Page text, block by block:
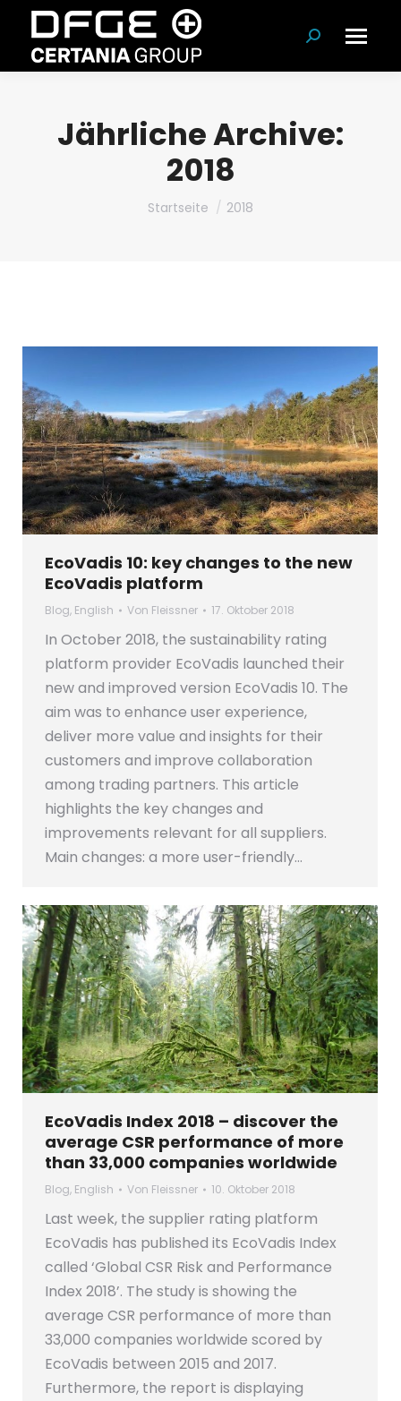
Suchen:
Jährliche Archive:
2018
Du bist hier:
Startseite 2018
EcoVadis 10: key changes to the new
EcoVadis platform
Blog, English Von Fleissner 17. Oktober 2018
In October 2018, the sustainability rating
platform provider EcoVadis launched their
new and improved version EcoVadis 10. The
aim was to enhance user experience,
deliver more value and insights for their
customers and improve collaboration
among trading partners. This article
highlights the key changes and
improvements relevant for all suppliers.
Main changes: a more user-friendly…
EcoVadis Index 2018 – discover the
average CSR performance of more
than 33,000 companies worldwide
Blog, English Von Fleissner 10. Oktober 2018
Last week, the supplier rating platform
EcoVadis has published its EcoVadis Index
called ‘Global CSR Risk and Performance
Index 2018’. The study is showing the
average CSR performance of more than
33,000 companies worldwide scored by
EcoVadis between 2015 and 2017.
Furthermore, the report is displaying